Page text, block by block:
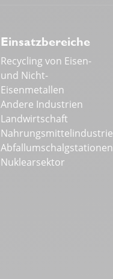
Einsatzbereiche
Recycling von Eisen-
und Nicht-
Eisenmetallen
Andere Industrien
Landwirtschaft
Nahrungsmittelindustrie
Abfallumschalgstationen
Nuklearsektor